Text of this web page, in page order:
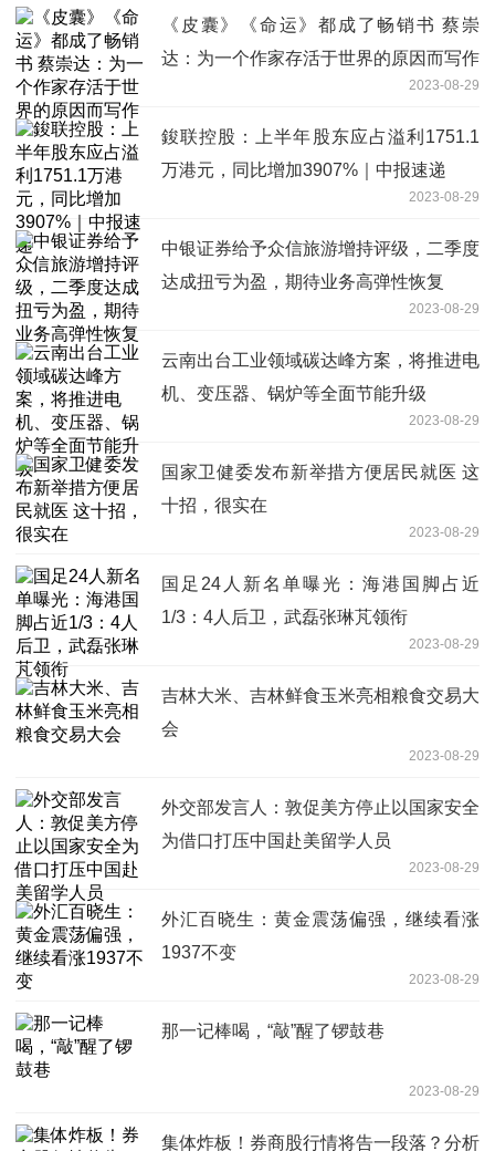
《皮囊》《命运》都成了畅销书 蔡崇
达：为一个作家存活于世界的原因而写作
2023-08-29
鋑联控股：上半年股东应占溢利1751.1
万港元，同比增加3907%｜中报速递
2023-08-29
中银证券给予众信旅游增持评级，二季度
达成扭亏为盈，期待业务高弹性恢复
2023-08-29
云南出台工业领域碳达峰方案，将推进电
机、变压器、锅炉等全面节能升级
2023-08-29
国家卫健委发布新举措方便居民就医 这
十招，很实在
2023-08-29
国足24人新名单曝光：海港国脚占近
1/3：4人后卫，武磊张琳芃领衔
2023-08-29
吉林大米、吉林鲜食玉米亮相粮食交易大
会
2023-08-29
外交部发言人：敦促美方停止以国家安全
为借口打压中国赴美留学人员
2023-08-29
外汇百晓生：黄金震荡偏强，继续看涨
1937不变
2023-08-29
那一记棒喝，“敲”醒了锣鼓巷
2023-08-29
集体炸板！券商股行情将告一段落？分析